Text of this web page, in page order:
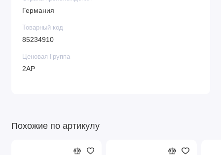
Германия
Товарный код
85234910
Ценовая Группа
2AP
Похожие по артикулу